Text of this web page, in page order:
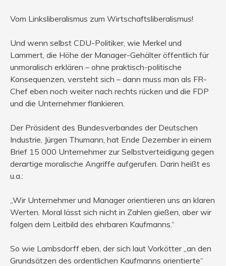
Vom Linksliberalismus zum Wirtschaftsliberalismus!
Und wenn selbst CDU-Politiker, wie Merkel und
Lammert, die Höhe der Manager-Gehälter öffentlich für
unmoralisch erklären – ohne praktisch-politische
Konsequenzen, versteht sich – dann muss man als FR-
Chef eben noch weiter nach rechts rücken und die FDP
und die Unternehmer flankieren.
Der Präsident des Bundesverbandes der Deutschen
Industrie, Jürgen Thumann, hat Ende Dezember in einem
Brief 15 000 Unternehmer zur Selbstverteidigung gegen
derartige moralische Angriffe aufgerufen. Darin heißt es
u.a.:
„Wir Unternehmer und Manager orientieren uns an klaren
Werten. Moral lässt sich nicht in Zahlen gießen, aber wir
folgen dem Leitbild des ehrbaren Kaufmanns.“
So wie Lambsdorff eben, der sich laut Vorkötter „an den
Grundsätzen des ordentlichen Kaufmanns orientierte“